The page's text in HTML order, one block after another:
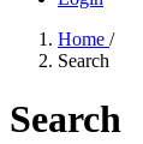
Home /
Search
Search